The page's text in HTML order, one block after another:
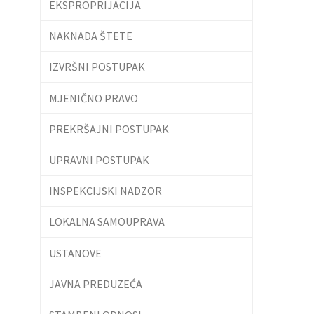
EKSPROPRIJACIJA
NAKNADA ŠTETE
IZVRŠNI POSTUPAK
MJENIČNO PRAVO
PREKRŠAJNI POSTUPAK
UPRAVNI POSTUPAK
INSPEKCIJSKI NADZOR
LOKALNA SAMOUPRAVA
USTANOVE
JAVNA PREDUZEĆA